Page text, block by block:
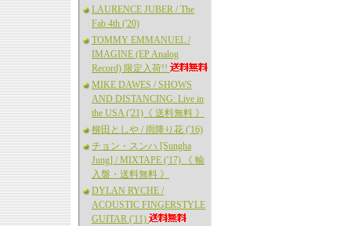
LAURENCE JUBER / The
Fab 4th ('20)
TOMMY EMMANUEL /
IMAGINE (EP Analog
Record) 限定入荷!!
MIKE DAWES / SHOWS
AND DISTANCING: Live in
the USA ('21)《 送料無料 》
柳田としや / 雨降り花 ('16)
チョン・スンハ [Sungha
Jung] / MIXTAPE ('17) 《 輸
入盤・送料無料 》
DYLAN RYCHE /
ACOUSTIC FINGERSTYLE
GUITAR ('11)